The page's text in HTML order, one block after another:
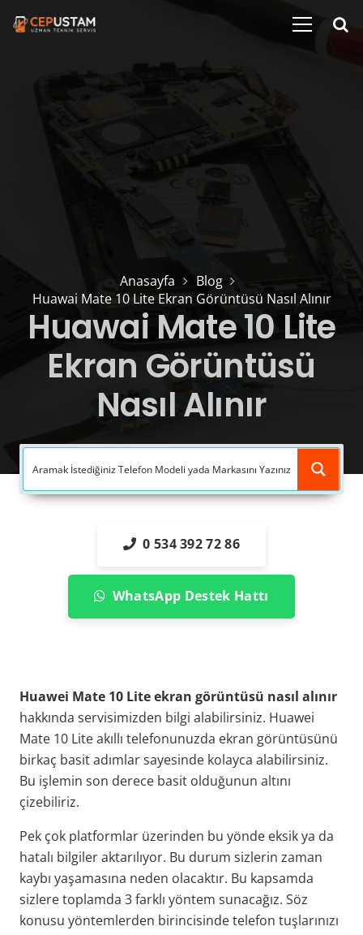
Anasayfa
Blog
Huawai Mate 10 Lite Ekran Görüntüsü Nasıl Alınır
Huawai Mate 10 Lite
Ekran Görüntüsü
Nasıl Alınır
0 534 392 72 86
WhatsApp Destek Hattı
Huawei Mate 10 Lite ekran görüntüsü nasıl alınır
hakkında servisimizden bilgi alabilirsiniz. Huawei
Mate 10 Lite akıllı telefonunuzda ekran görüntüsünü
birkaç basit adımlar sayesinde kolayca alabilirsiniz.
Bu işlemin son derece basit olduğunun altını
çizebiliriz.
Pek çok platformlar üzerinden bu yönde eksik ya da
hatalı bilgiler aktarılıyor. Bu durum sizlerin zaman
kaybı yaşamasına neden olacaktır. Bu kapsamda
sizlere toplamda 3 farklı yöntem sunacağız. Söz
konusu yöntemlerden birincisinde telefon tuşlarınızı